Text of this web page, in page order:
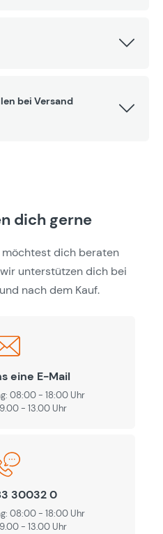
bei Versand
dich gerne
möchtest dich beraten
unterstützen dich bei
nach dem Kauf.
eine E-Mail
08:00 - 18:00 Uhr
- 13.00 Uhr
30032 0
08:00 - 18:00 Uhr
- 13.00 Uhr